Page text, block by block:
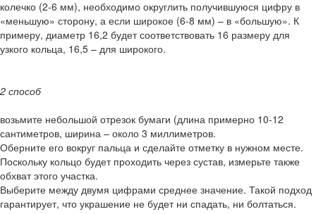
колечко (2-6 мм), необходимо округлить получившуюся цифру в
«меньшую» сторону, а если широкое (6-8 мм) – в «большую». К
примеру, диаметр 16,2 будет соответствовать 16 размеру для
узкого кольца, 16,5 – для широкого.
2 способ
возьмите небольшой отрезок бумаги (длина примерно 10-12
сантиметров, ширина – около 3 миллиметров.
Оберните его вокруг пальца и сделайте отметку в нужном месте.
Поскольку кольцо будет проходить через сустав, измерьте также
обхват этого участка.
Выберите между двумя цифрами среднее значение. Такой подход
гарантирует, что украшение не будет ни спадать, ни болтаться.